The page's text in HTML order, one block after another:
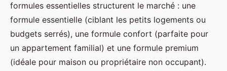
formules essentielles structurent le marché : une
formule essentielle (ciblant les petits logements ou
budgets serrés), une formule confort (parfaite pour
un appartement familial) et une formule premium
(idéale pour maison ou propriétaire non occupant).